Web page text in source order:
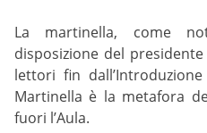
La martinella, come
disposizione del
lettori fin
Martinella è la metafora
fuori l’Aula.